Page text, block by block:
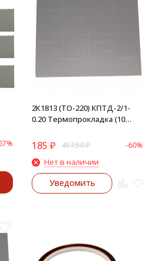
2К1813 (ТО-220) КПТД-2/1-
0.20 Термопрокладка (10
185 ₽ 457,50₽ -60%
Нет в наличии
Уведомить